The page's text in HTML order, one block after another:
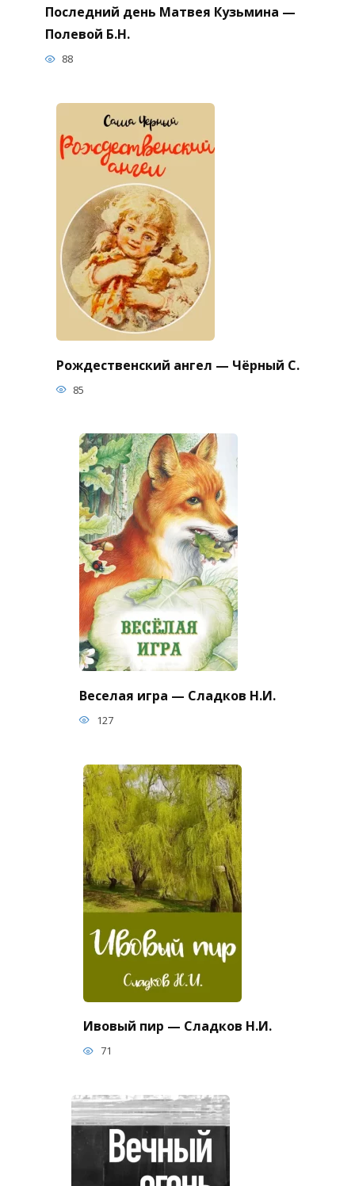
Последний день Матвея Кузьмина —
Полевой Б.Н.
88
Рождественский ангел — Чёрный С.
85
Веселая игра — Сладков Н.И.
127
Ивовый пир — Сладков Н.И.
71